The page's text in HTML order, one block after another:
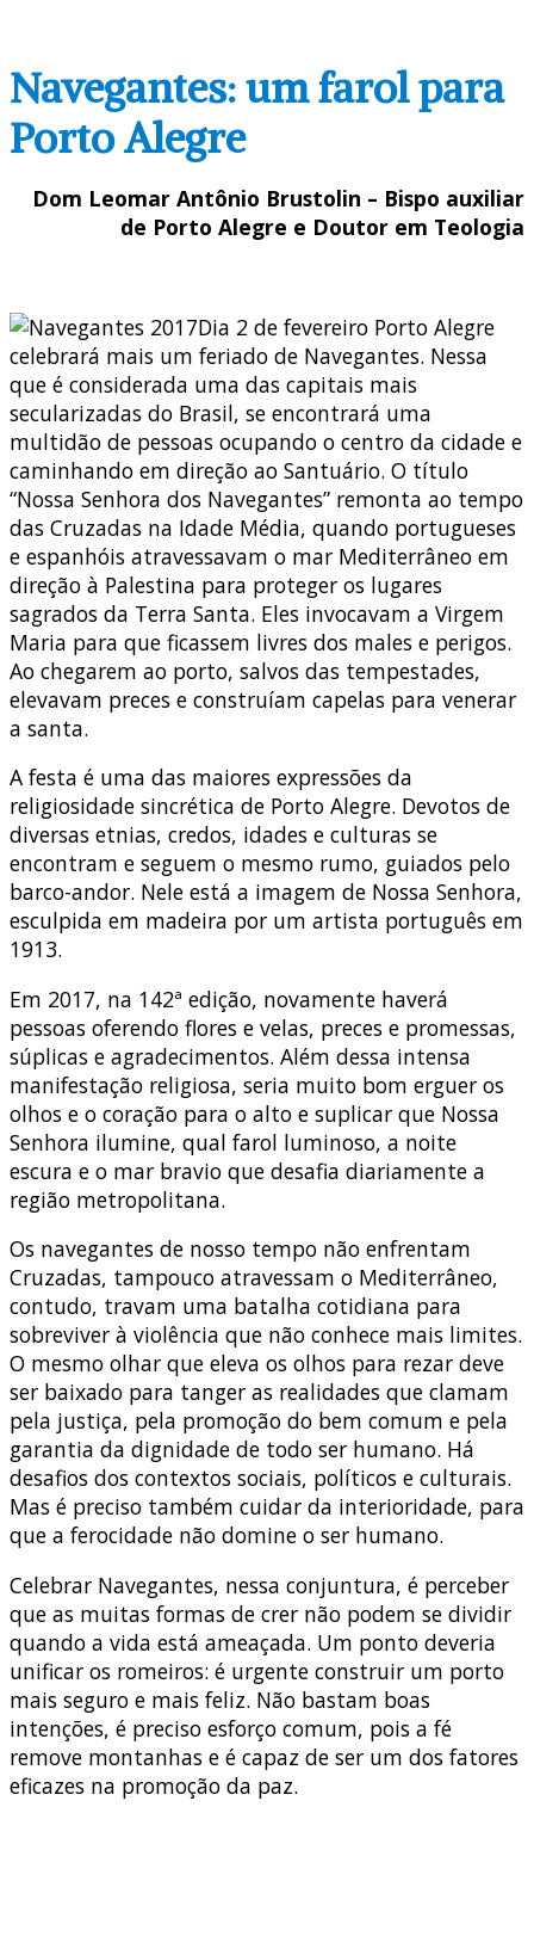
Navegantes: um farol para
Porto Alegre
Dom Leomar Antônio Brustolin – Bispo auxiliar
de Porto Alegre e Doutor em Teologia
Dia 2 de fevereiro Porto Alegre
celebrará mais um feriado de Navegantes. Nessa
que é considerada uma das capitais mais
secularizadas do Brasil, se encontrará uma
multidão de pessoas ocupando o centro da cidade e
caminhando em direção ao Santuário. O título
“Nossa Senhora dos Navegantes” remonta ao tempo
das Cruzadas na Idade Média, quando portugueses
e espanhóis atravessavam o mar Mediterrâneo em
direção à Palestina para proteger os lugares
sagrados da Terra Santa. Eles invocavam a Virgem
Maria para que ficassem livres dos males e perigos.
Ao chegarem ao porto, salvos das tempestades,
elevavam preces e construíam capelas para venerar
a santa.
A festa é uma das maiores expressões da
religiosidade sincrética de Porto Alegre. Devotos de
diversas etnias, credos, idades e culturas se
encontram e seguem o mesmo rumo, guiados pelo
barco-andor. Nele está a imagem de Nossa Senhora,
esculpida em madeira por um artista português em
1913.
Em 2017, na 142ª edição, novamente haverá
pessoas oferendo flores e velas, preces e promessas,
súplicas e agradecimentos. Além dessa intensa
manifestação religiosa, seria muito bom erguer os
olhos e o coração para o alto e suplicar que Nossa
Senhora ilumine, qual farol luminoso, a noite
escura e o mar bravio que desafia diariamente a
região metropolitana.
Os navegantes de nosso tempo não enfrentam
Cruzadas, tampouco atravessam o Mediterrâneo,
contudo, travam uma batalha cotidiana para
sobreviver à violência que não conhece mais limites.
O mesmo olhar que eleva os olhos para rezar deve
ser baixado para tanger as realidades que clamam
pela justiça, pela promoção do bem comum e pela
garantia da dignidade de todo ser humano. Há
desafios dos contextos sociais, políticos e culturais.
Mas é preciso também cuidar da interioridade, para
que a ferocidade não domine o ser humano.
Celebrar Navegantes, nessa conjuntura, é perceber
que as muitas formas de crer não podem se dividir
quando a vida está ameaçada. Um ponto deveria
unificar os romeiros: é urgente construir um porto
mais seguro e mais feliz. Não bastam boas
intenções, é preciso esforço comum, pois a fé
remove montanhas e é capaz de ser um dos fatores
eficazes na promoção da paz.